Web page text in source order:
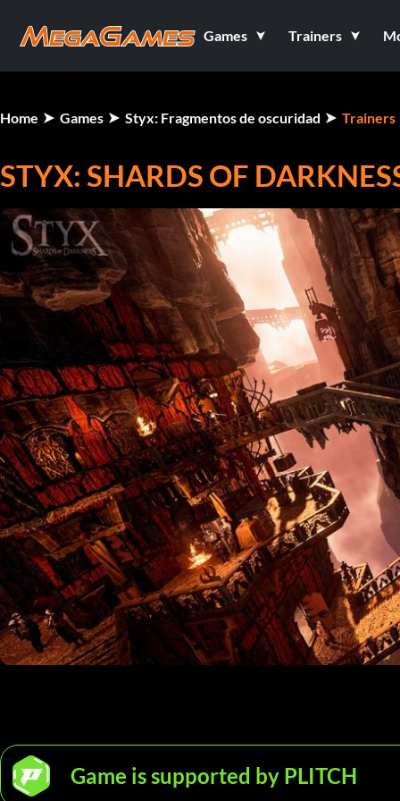
Games Trainers
Home Games Styx: Fragmentos de oscuridad Trainers
STYX: SHARDS OF
Game is supported by PLITCH